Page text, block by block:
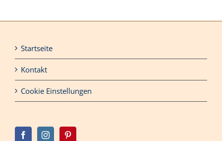
Startseite
Kontakt
Cookie Einstellungen